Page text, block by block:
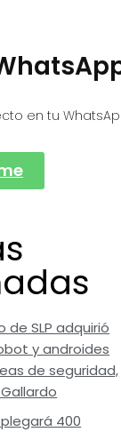
en tu
de SLP adquirió
y androides
de seguridad,
400